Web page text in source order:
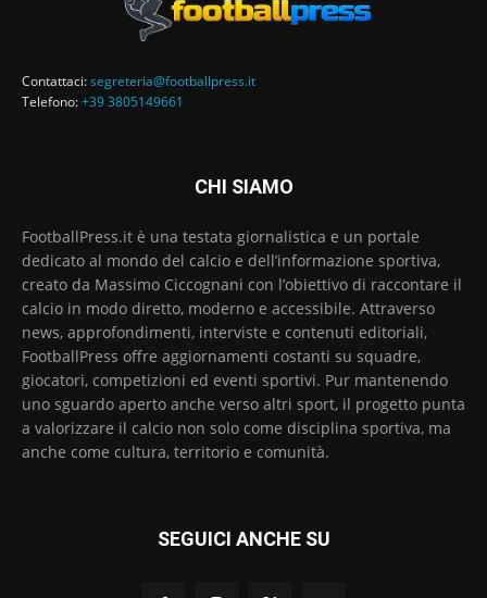
Contattaci:segreteria@footballpress.it
Telefono:+39 3805149661
CHI SIAMO
FootballPress.it è una testata giornalistica e un portale
dedicato al mondo del calcio e dell’informazione sportiva,
creato da Massimo Ciccognani con l’obiettivo di raccontare il
calcio in modo diretto, moderno e accessibile. Attraverso
news, approfondimenti, interviste e contenuti editoriali,
FootballPress offre aggiornamenti costanti su squadre,
giocatori, competizioni ed eventi sportivi. Pur mantenendo
uno sguardo aperto anche verso altri sport, il progetto punta
a valorizzare il calcio non solo come disciplina sportiva, ma
anche come cultura, territorio e comunità.
SEGUICI ANCHE SU